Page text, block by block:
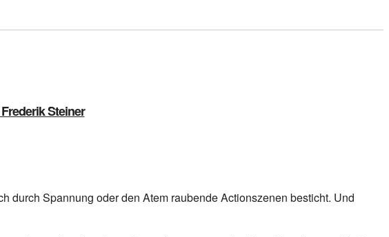
Steiner
durch Spannung oder den Atem raubende Actionszenen besticht. Und